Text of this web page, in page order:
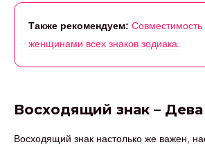
Также рекомендуем:
женщинами всех знаков зодиака.
Восходящий знак – Дева
Восходящий знак настолько же важен,